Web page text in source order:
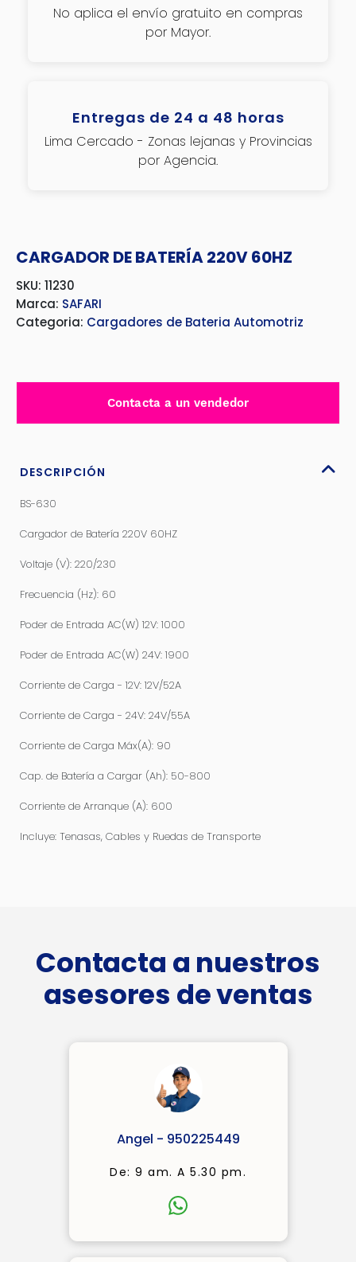
No aplica el envío gratuito en compras
por Mayor.
Entregas de 24 a 48 horas
Lima Cercado - Zonas lejanas y Provincias
por Agencia.
CARGADOR DE BATERÍA 220V 60HZ
SKU: 11230
Marca: SAFARI
Categoria: Cargadores de Bateria Automotriz
Contacta a un vendedor
DESCRIPCIÓN
BS-630
Cargador de Batería 220V 60HZ
Voltaje (V): 220/230
Frecuencia (Hz): 60
Poder de Entrada AC(W) 12V: 1000
Poder de Entrada AC(W) 24V: 1900
Corriente de Carga - 12V: 12V/52A
Corriente de Carga - 24V: 24V/55A
Corriente de Carga Máx(A): 90
Cap. de Batería a Cargar (Ah): 50-800
Corriente de Arranque (A): 600
Incluye: Tenasas, Cables y Ruedas de Transporte
Contacta a nuestros
asesores de ventas
Angel - 950225449
De: 9 am. A 5.30 pm.